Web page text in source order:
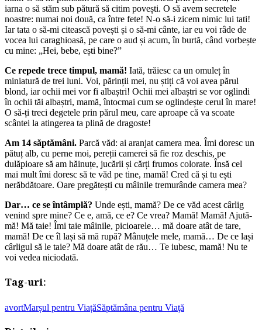
iarna o să stăm sub pătură să citim povești. O să avem secretele
noastre: numai noi două, ca între fete! N-o să-i zicem nimic lui tati!
Iar tata o să-mi citească povești și o să-mi cânte, iar eu voi râde de
vocea lui caraghioasă, pe care o aud și acum, în burtă, când vorbește
cu mine: „Hei, bebe, ești bine?”
Ce repede trece timpul, mamă! Iată, trăiesc ca un omuleț în
miniatură de trei luni. Voi, părinții mei, nu știți că voi avea părul
blond, iar ochii mei vor fi albaștri! Ochii mei albaștri se vor oglindi
în ochii tăi albaștri, mamă, întocmai cum se oglindește cerul în mare!
O să-ți treci degetele prin părul meu, care aproape că va scoate
scântei la atingerea ta plină de dragoste!
Am 14 săptămâni. Parcă văd: ai aranjat camera mea. Îmi doresc un
pătuț alb, cu perne moi, pereții camerei să fie roz deschis, pe
dulăpioare să am hăinuțe, jucării și cărți frumos colorate. Însă cel
mai mult îmi doresc să te văd pe tine, mamă! Cred că și tu ești
nerăbdătoare. Oare pregătești cu mâinile tremurânde camera mea?
Dar… ce se întâmplă? Unde ești, mamă? De ce văd acest cârlig
venind spre mine? Ce e, amă, ce e? Ce vrea? Mamă! Mamă! Ajută-
mă! Mă taie! Îmi taie mâinile, picioarele… mă doare atât de tare,
mamă! De ce îl lași să mă rupă? Mânuțele mele, mamă… De ce lași
cârligul să le taie? Mă doare atât de rău… Te iubesc, mamă! Nu te
voi vedea niciodată.
Tag-uri:
avortMarșul pentru ViațăSăptămâna pentru Viaţă